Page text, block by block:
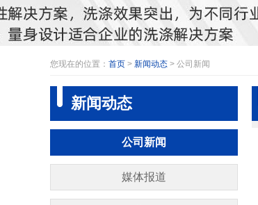
您现在的位置： 首页 > 新闻动态 > 公司新闻
新闻动态
公司新闻
媒体报道